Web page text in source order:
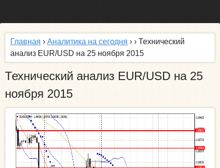
Главная › Аналитика на сегодня › › Технический
анализ EUR/USD на 25 ноября 2015
Технический анализ EUR/USD на 25
ноября 2015